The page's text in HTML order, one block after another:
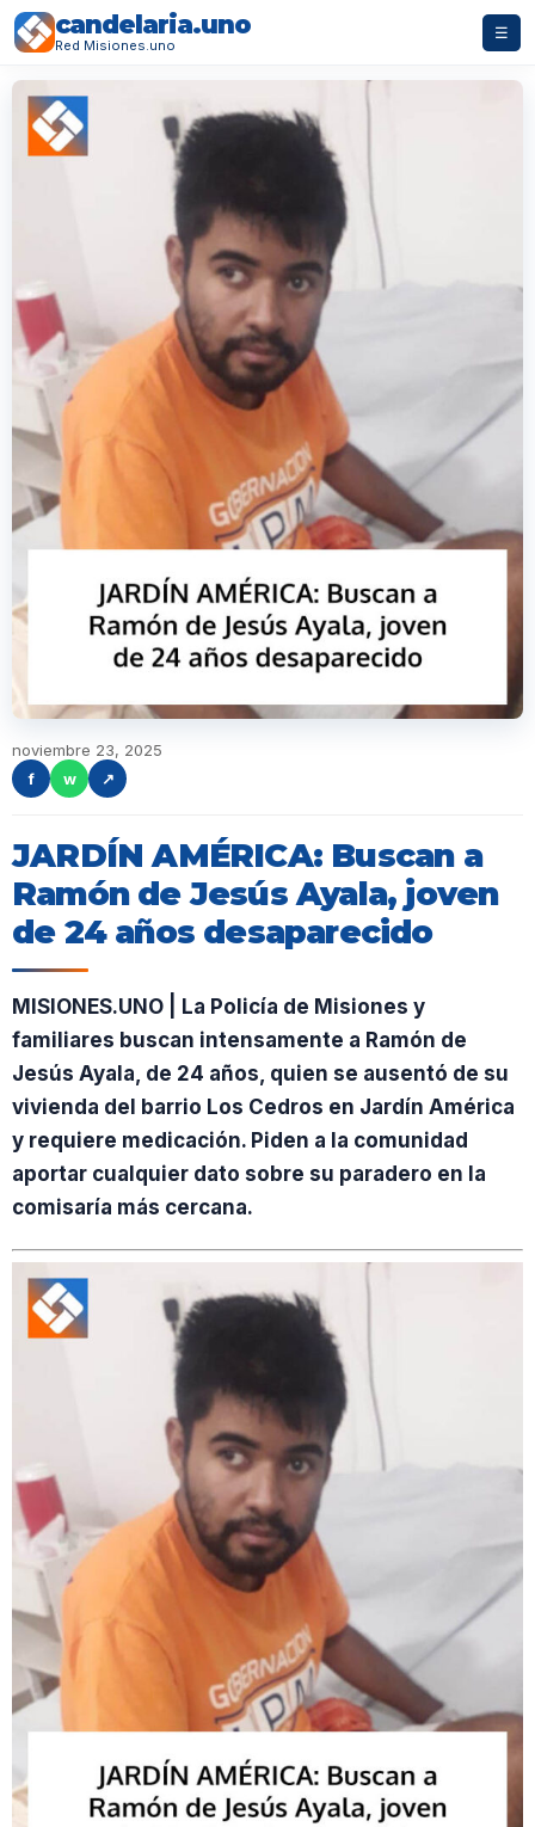
candelaria.uno
Red Misiones.uno
☰
noviembre 23, 2025
f
w ↗
JARDÍN AMÉRICA: Buscan a
Ramón de Jesús Ayala, joven
de 24 años desaparecido
MISIONES.UNO | La Policía de Misiones y
familiares buscan intensamente a Ramón de
Jesús Ayala, de 24 años, quien se ausentó de su
vivienda del barrio Los Cedros en Jardín América
y requiere medicación. Piden a la comunidad
aportar cualquier dato sobre su paradero en la
comisaría más cercana.